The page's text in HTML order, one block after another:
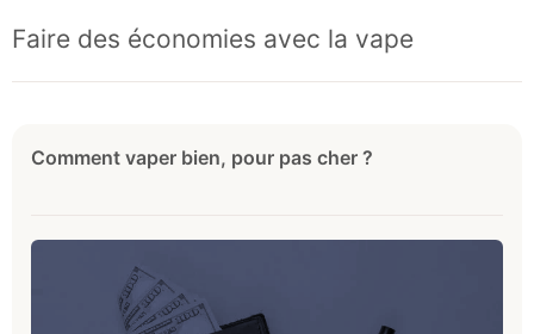
Faire des économies avec la vape
Comment vaper bien, pour pas cher ?